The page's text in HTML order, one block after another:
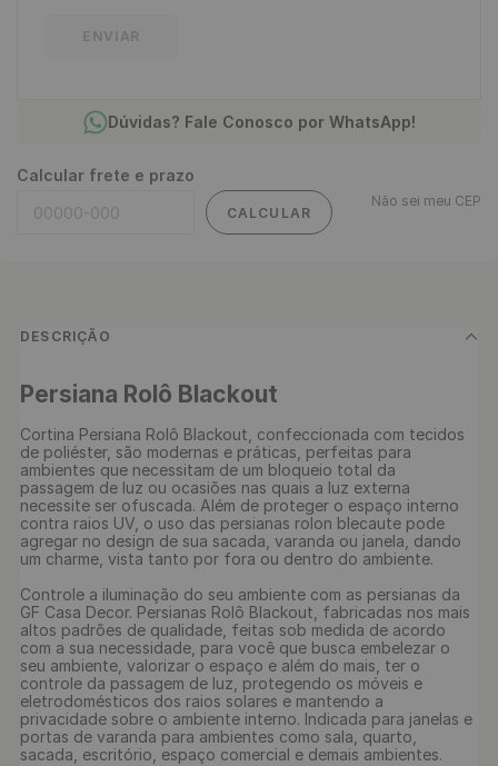
ENVIAR
Dúvidas? Fale Conosco por WhatsApp!
Calcular frete e prazo
CALCULAR
Não sei meu CEP
DESCRIÇÃO
Persiana Rolô Blackout
Cortina Persiana Rolô Blackout, confeccionada com tecidos
de poliéster, são modernas e práticas, perfeitas para
ambientes que necessitam de um bloqueio total da
passagem de luz ou ocasiões nas quais a luz externa
necessite ser ofuscada. Além de proteger o espaço interno
contra raios UV, o uso das persianas rolon blecaute pode
agregar no design de sua sacada, varanda ou janela, dando
um charme, vista tanto por fora ou dentro do ambiente.
Controle a iluminação do seu ambiente com as persianas da
GF Casa Decor. Persianas Rolô Blackout, fabricadas nos mais
altos padrões de qualidade, feitas sob medida de acordo
com a sua necessidade, para você que busca embelezar o
seu ambiente, valorizar o espaço e além do mais, ter o
controle da passagem de luz, protegendo os móveis e
eletrodomésticos dos raios solares e mantendo a
privacidade sobre o ambiente interno. Indicada para janelas e
portas de varanda para ambientes como sala, quarto,
sacada, escritório, espaço comercial e demais ambientes.